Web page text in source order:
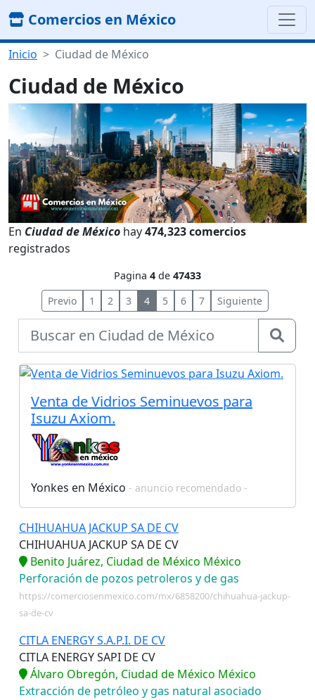
Comercios en México
Inicio Ciudad de México
Ciudad de México
En Ciudad de México hay474,323 comercios
registrados
Pagina 4 de 47433
Previo
1 2 3 4 5 6 7 Siguiente
Venta de Vidrios Seminuevos para
Isuzu Axiom.
Yonkes en México - anuncio recomendado -
CHIHUAHUA JACKUP SA DE CV
CHIHUAHUA JACKUP SA DE CV
Benito Juárez, Ciudad de México México
Perforación de pozos petroleros y de gas
https://comerciosenmexico.com/mx/6858200/chihuahua-jackup-
sa-de-cv
CITLA ENERGY S.A.P.I. DE CV
CITLA ENERGY SAPI DE CV
Álvaro Obregón, Ciudad de México México
Extracción de petróleo y gas natural asociado